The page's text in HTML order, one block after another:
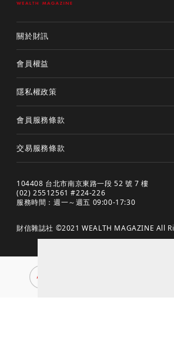
關於財訊
會員權益
隱私權政策
會員服務條款
交易服務條款
104408 台北市南京東路一段 52 號 7 樓
(02) 25512561 #224-226
服務時間：週一～週五 09:00-17:30
財信雜誌社 ©2021 WEALTH MAGAZINE All